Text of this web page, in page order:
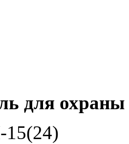
для